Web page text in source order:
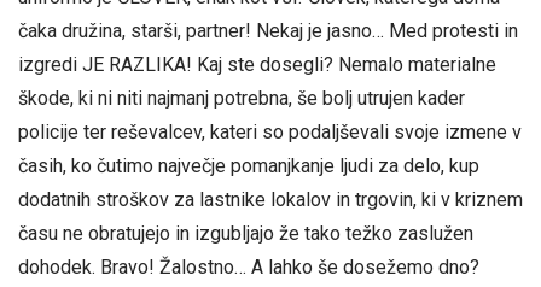
čaka družina, starši, partner! Nekaj je jasno… Med protesti in
izgredi JE RAZLIKA! Kaj ste dosegli? Nemalo materialne
škode, ki ni niti najmanj potrebna, še bolj utrujen kader
policije ter reševalcev, kateri so podaljševali svoje izmene v
časih, ko čutimo največje pomanjkanje ljudi za delo, kup
dodatnih stroškov za lastnike lokalov in trgovin, ki v kriznem
času ne obratujejo in izgubljajo že tako težko zaslužen
dohodek. Bravo! Žalostno… A lahko še dosežemo dno?